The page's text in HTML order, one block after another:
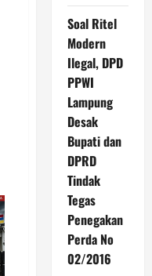
Soal Ritel
Modern
Ilegal, DPD
PPWI
Lampung
Desak
Bupati dan
DPRD
Tindak
Tegas
Penegakan
Perda No
02/2016